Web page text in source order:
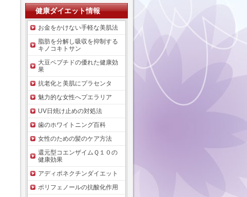
健康ダイエット情報
お金をかけない手軽な美肌法
脂肪を分解し吸収を抑制する
キノコキトサン
大豆ペプチドの優れた健康効
果
抗老化と美肌にプラセンタ
魅力的な女性へプエラリア
UV日焼け止めの対処法
歯のホワイトニング百科
女性のための髪のケア方法
還元型コエンザイムＱ１０の
健康効果
アディポネクチンダイエット
ポリフェノールの抗酸化作用